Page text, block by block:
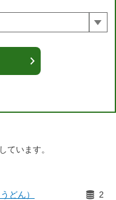
ています。
どん）
2